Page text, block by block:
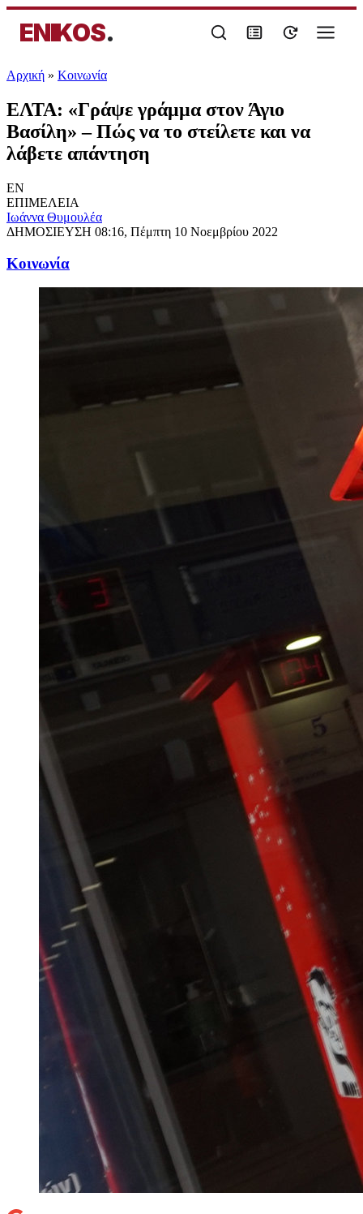
ENIKOS.
Αρχική » Κοινωνία
ΕΛΤΑ: «Γράψε γράμμα στον Άγιο
Βασίλη» – Πώς να το στείλετε και να
λάβετε απάντηση
EN
ΕΠΙΜΕΛΕΙΑ
Ιωάννα Θυμουλέα
ΔΗΜΟΣΙΕΥΣΗ 08:16, Πέμπτη 10 Νοεμβρίου 2022
Κοινωνία